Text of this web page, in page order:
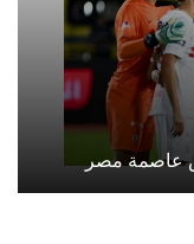
عاصمة مصر